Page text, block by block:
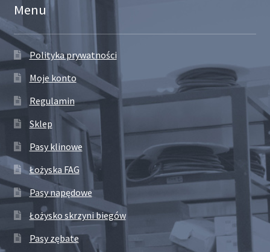
Menu
Polityka prywatności
Moje konto
Regulamin
Sklep
Pasy klinowe
Łożyska FAG
Pasy napędowe
Łożysko skrzyni biegów
Pasy zębate